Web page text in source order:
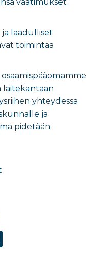
laadulliset
toimintaa
laitekantaan
yhteydessä
ja
pidetään